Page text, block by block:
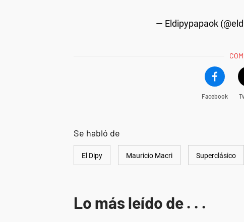
— Eldipypapaok
Facebook
Se habló de
El Dipy Mauricio Macri Superclásico
Lo más leído de . . .